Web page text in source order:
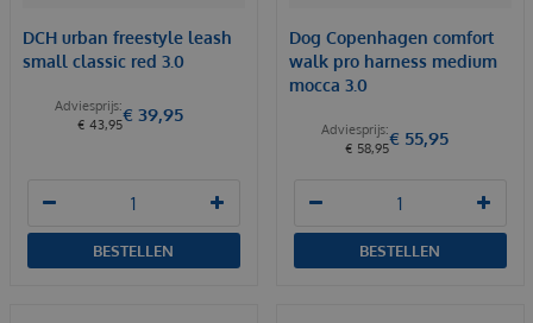
DCH urban freestyle leash
small classic red 3.0
€ 43,95€ 39,95
BESTELLEN
Dog Copenhagen comfort
walk pro harness medium
mocca 3.0
€ 58,95€ 55,95
BESTELLEN